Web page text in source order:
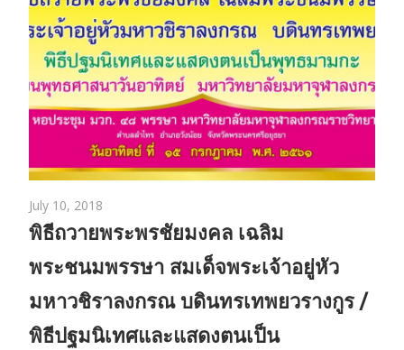
July 10, 2018
พิธีถวายพระพรชัยมงคล เฉลิม
พระชนมพรรษา สมเด็จพระเจ้าอยู่หัว
มหาวชิราลงกรณ บดินทรเทพยวรางกูร /
พิธีปฐมนิเทศและแสดงตนเป็น